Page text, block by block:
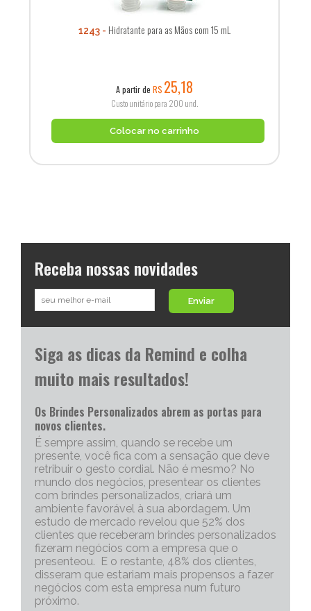
1243 Hidratante para as Mãos com 15 mL
A partir de R$ 25,18
Custo unitário para 200 und.
Colocar no carrinho
Receba nossas novidades
Enviar
Siga as dicas da Remind e colha
muito mais resultados!
Os Brindes Personalizados abrem as portas para
novos clientes.
É sempre assim, quando se recebe um
presente, você fica com a sensação que deve
retribuir o gesto cordial. Não é mesmo? No
mundo dos negócios, presentear os clientes
com brindes personalizados, criará um
ambiente favorável à sua abordagem. Um
estudo de mercado revelou que 52% dos
clientes que receberam brindes personalizados
fizeram negócios com a empresa que o
presenteou. E o restante, 48% dos clientes,
disseram que estariam mais propensos a fazer
negócios com esta empresa num futuro
próximo.